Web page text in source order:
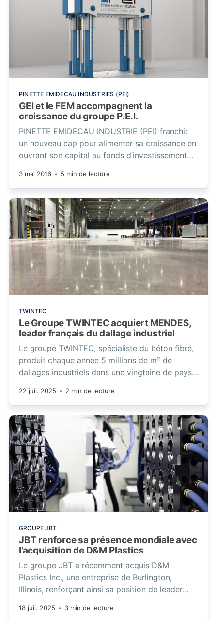
PINETTE EMIDECAU INDUSTRIES (PEI)
GEI et le FEM accompagnent la
croissance du groupe P.E.I.
PINETTE EMIDECAU INDUSTRIE (PEI) franchit
un nouveau cap pour alimenter sa croissance en
ouvrant son capital au fonds d’investissement
3 mai 2016 • 5 min de lecture
TWINTEC
Le Groupe TWINTEC acquiert MENDES,
leader français du dallage industriel
Le groupe TWINTEC, spécialiste du béton fibré,
produit chaque année 5 millions de m² de
dallages industriels dans une vingtaine de pays.
l’acquisition de MENDES, son chiffre d’affaires
dépasse désormais les 200 millions d’euros.
22 juil. 2025 • 2 min de lecture
GROUPE JBT
JBT renforce sa présence mondiale avec
l’acquisition de D&M Plastics
Le groupe JBT a récemment acquis D&M
Plastics Inc., une entreprise de Burlington,
Illinois, renforçant ainsi sa position de leader
dispositifs médicaux.
18 juil. 2025 • 3 min de lecture